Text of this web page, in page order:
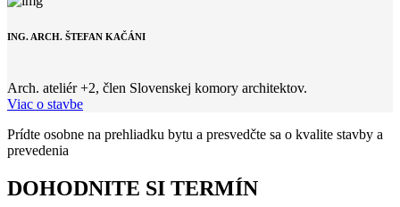
ING. ARCH. ŠTEFAN KAČÁNI
Arch. ateliér +2, člen Slovenskej komory architektov.
Viac o stavbe
Prídte osobne na prehliadku bytu a presvedčte sa o kvalite stavby a
prevedenia
DOHODNITE SI TERMÍN